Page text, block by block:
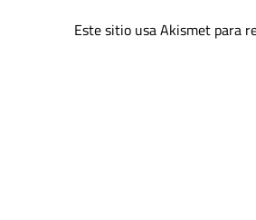
Este sitio usa Akismet para